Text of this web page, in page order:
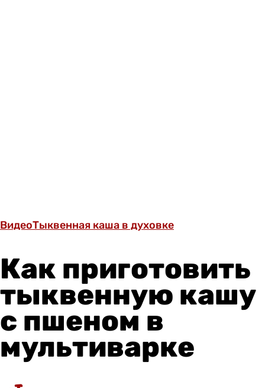
ВидеоТыквенная каша в духовке
Как приготовить
тыквенную кашу
с пшеном в
мультиварке